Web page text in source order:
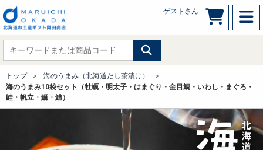
ゲストさん
トップ
海のうまみ（北海道だし茶漬け）
海のうまみ10袋セット（牡蠣・明太子・はまぐり・金目鯛・いわし・まぐろ・
鮭・帆立・鰤・鱧）